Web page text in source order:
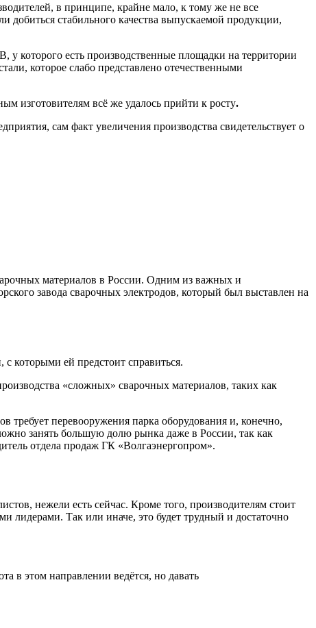
в принципе, крайне мало, к тому же не все
добиться стабильного качества выпускаемой продукции,
которого есть производственные площадки на территории
которое слабо представлено отечественными
изготовителям всё же удалось прийти к росту.
сам факт увеличения производства свидетельствует о
материалов в России. Одним из важных и
завода сварочных электродов, который был выставлен на
с которыми ей предстоит справиться.
«сложных» сварочных материалов, таких как
требует перевооружения парка оборудования и, конечно,
занять большую долю рынка даже в России, так как
отдела продаж ГК «Волгаэнергопром».
нежели есть сейчас. Кроме того, производителям стоит
лидерами. Так или иначе, это будет трудный и достаточно
в этом направлении ведётся, но давать